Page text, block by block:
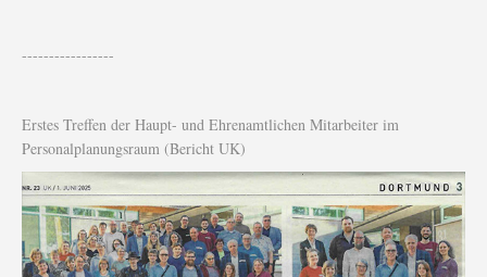
-----------------
Erstes Treffen der Haupt- und Ehrenamtlichen Mitarbeiter im
Personalplanungsraum (Bericht UK)